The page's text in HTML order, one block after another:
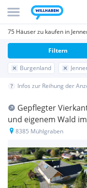
75 Häuser zu kaufen in
Burgenland
Filtern
Infos zur Reihung der
Gepflegter
und eigenem Wald
Südburgenland.
8385 Mühlgraben